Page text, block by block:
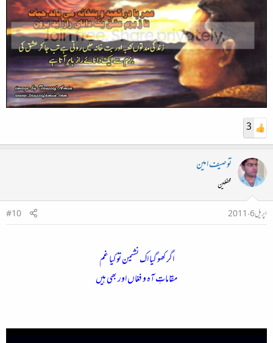
3
توصیف امین
محفلین
اپریل 6، 2011
#10
اگر کھو گیا اک نشیمن تو کیا غم
مقاماتِ آہ و فغاں اور بھی ہیں